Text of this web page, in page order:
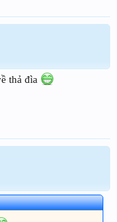
thả đìa